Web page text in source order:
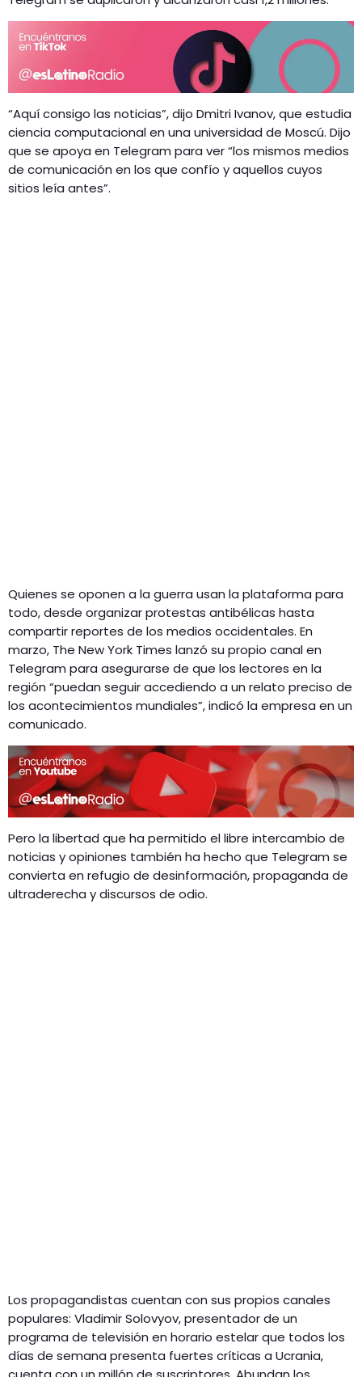
“Aquí consigo las noticias”, dijo Dmitri Ivanov, que estudia
ciencia computacional en una universidad de Moscú. Dijo
que se apoya en Telegram para ver “los mismos medios
de comunicación en los que confío y aquellos cuyos
sitios leía antes”.
Quienes se oponen a la guerra usan la plataforma para
todo, desde organizar protestas antibélicas hasta
compartir reportes de los medios occidentales. En
marzo, The New York Times lanzó su propio canal en
Telegram para asegurarse de que los lectores en la
región “puedan seguir accediendo a un relato preciso de
los acontecimientos mundiales”, indicó la empresa en un
comunicado.
Pero la libertad que ha permitido el libre intercambio de
noticias y opiniones también ha hecho que Telegram se
convierta en refugio de desinformación, propaganda de
ultraderecha y discursos de odio.
Los propagandistas cuentan con sus propios canales
populares: Vladimir Solovyov, presentador de un
programa de televisión en horario estelar que todos los
días de semana presenta fuertes críticas a Ucrania,